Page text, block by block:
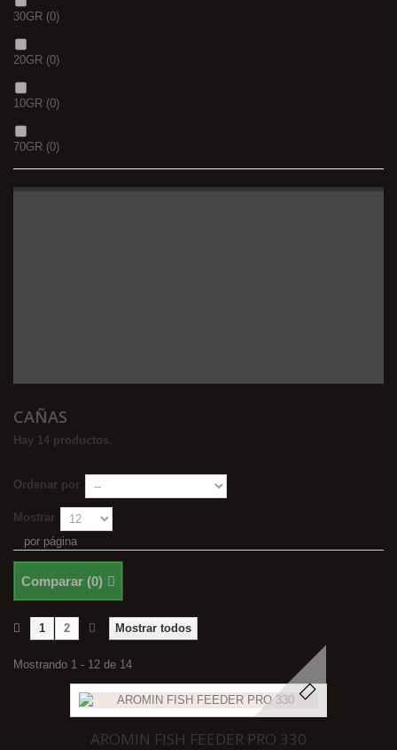
30GR (0)
20GR (0)
10GR (0)
70GR (0)
CAÑAS
Hay 14 productos.
Ordenar por
Mostrar
por página
Comparar (0)
Mostrar todos
1 2
Mostrando 1 - 12 de 14
AROMIN FISH FEEDER PRO 330